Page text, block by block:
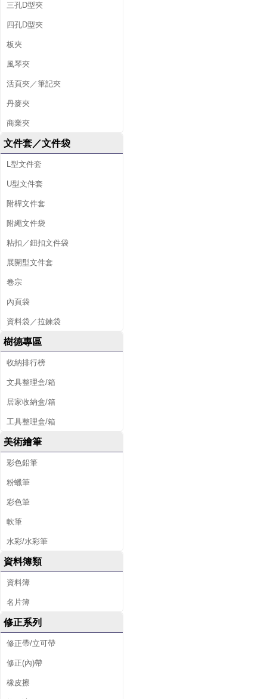
三孔D型夾
四孔D型夾
板夾
風琴夾
活頁夾／筆記夾
丹麥夾
商業夾
文件套／文件袋
L型文件套
U型文件套
附桿文件套
附繩文件袋
粘扣／鈕扣文件袋
展開型文件套
卷宗
內頁袋
資料袋／拉鍊袋
樹德專區
收納排行榜
文具整理盒/箱
居家收納盒/箱
工具整理盒/箱
美術繪筆
彩色鉛筆
粉蠟筆
彩色筆
軟筆
水彩/水彩筆
資料簿類
資料簿
名片簿
修正系列
修正帶/立可帶
修正(內)帶
橡皮擦